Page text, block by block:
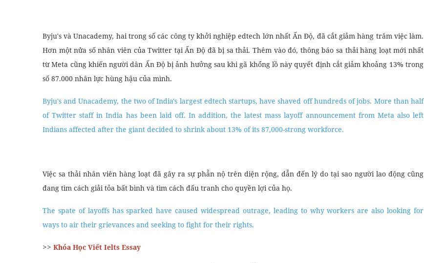
Byju's và Unacademy, hai trong số các công ty khởi nghiệp edtech lớn nhất Ấn Độ, đã cắt giảm hàng trăm việc làm.
Hơn một nửa số nhân viên của Twitter tại Ấn Độ đã bị sa thải. Thêm vào đó, thông báo sa thải hàng loạt mới nhất
từ ​​Meta cũng khiến người dân Ấn Độ bị ảnh hưởng sau khi gã khổng lồ này quyết định cắt giảm khoảng 13% trong
số 87.000 nhân lực hùng hậu của mình.
Byju's and Unacademy, the two of India's largest edtech startups, have shaved off hundreds of jobs. More than half
of Twitter staff in India has been laid off. In addition, the latest mass layoff announcement from Meta also left
Indians affected after the giant decided to shrink about 13% of its 87,000-strong workforce.
Việc sa thải nhân viên hàng loạt đã gây ra sự phẫn nộ trên diện rộng, dẫn đến lý do tại sao người lao động cũng
đang tìm cách giải tỏa bất bình và tìm cách đấu tranh cho quyền lợi của họ.
The spate of layoffs has sparked have caused widespread outrage, leading to why workers are also looking for
ways to air their grievances and seeking to fight for their rights.
>> Khóa Học Viết Ielts Essay